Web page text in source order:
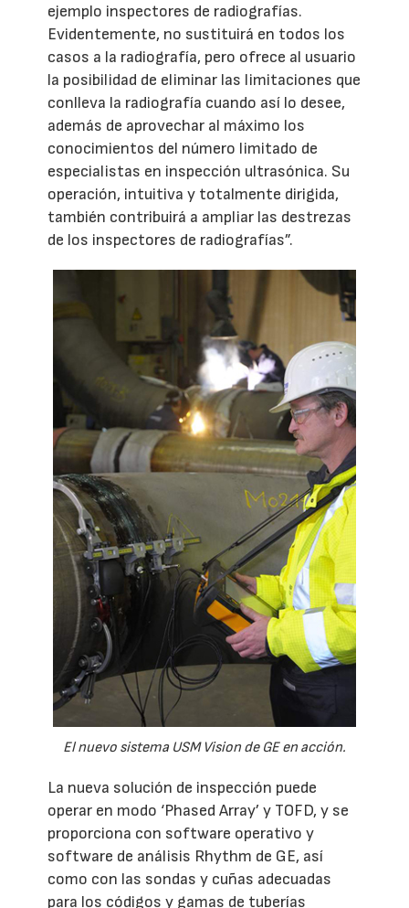
ejemplo inspectores de radiografías.
Evidentemente, no sustituirá en todos los
casos a la radiografía, pero ofrece al usuario
la posibilidad de eliminar las limitaciones que
conlleva la radiografía cuando así lo desee,
además de aprovechar al máximo los
conocimientos del número limitado de
especialistas en inspección ultrasónica. Su
operación, intuitiva y totalmente dirigida,
también contribuirá a ampliar las destrezas
de los inspectores de radiografías”.
El nuevo sistema USM Vision de GE en acción.
La nueva solución de inspección puede
operar en modo ‘Phased Array’ y TOFD, y se
proporciona con software operativo y
software de análisis Rhythm de GE, así
como con las sondas y cuñas adecuadas
para los códigos y gamas de tuberías